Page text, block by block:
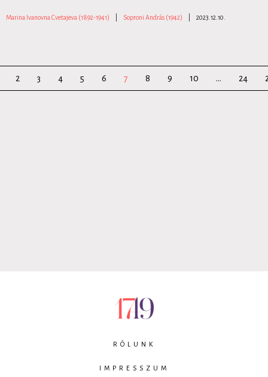
Marina Ivanovna Cvetajeva (1892-1941) Soproni András (1942) 2023.12.10.
2 3 4 5 6 7 8 9 10 ... 24
RÓLUNK
IMPRESSZUM